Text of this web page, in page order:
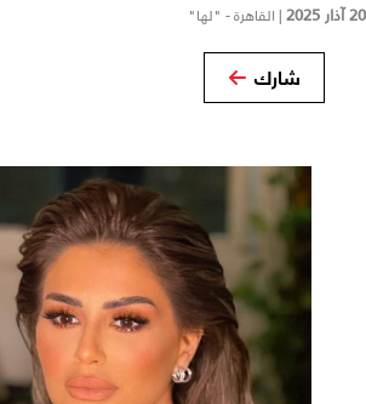
20 آذار 2025 | القاهرة - "لها"
شارك